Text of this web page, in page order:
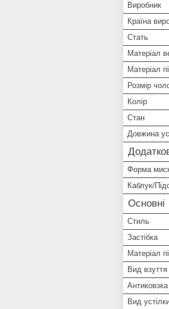
Виробник
Країна
Стать
Матеріал
Матеріал
Розмір
Колір
Стан
Довжина
Форма
Каблук/
Основні
Стиль
Застібка
Матеріал
Вид взуття
Вид